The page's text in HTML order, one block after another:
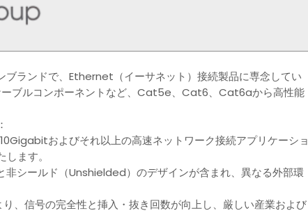
ランドで、Ethernet（イーサネット）接続製品に専念してい
ーブルコンポーネントなど、Cat5e、Cat6、Cat6aから高性能
およびそれ以上の高速ネットワーク接続アプリケーショ
ます。
シールド（Unshielded）のデザインが含まれ、異なる外部環
、信号の完全性と挿入・抜き回数が向上し、厳しい産業および